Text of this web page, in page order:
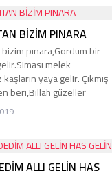
BİZİM PINARA
pınara,Gördüm bir
melek
kaşların yaya gelir. Çıkmış
beri,Billah güzeller
olmuş gamzeleri,Dost
gelir. Güzel cemaline
kızından göğçektir,Bu
gelir. Buyur
buyur,Dilim söyler,
ALLI GELİN HAS